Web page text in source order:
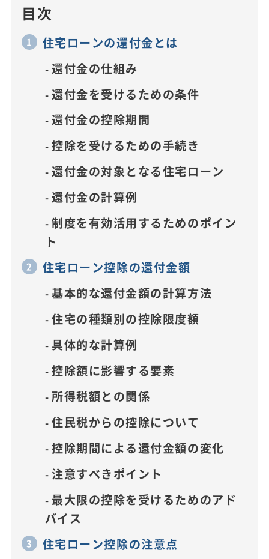
目次
住宅ローンの還付金とは
還付金の仕組み
還付金を受けるための条件
還付金の控除期間
控除を受けるための手続き
還付金の対象となる住宅ローン
還付金の計算例
制度を有効活用するためのポイン
ト
住宅ローン控除の還付金額
基本的な還付金額の計算方法
住宅の種類別の控除限度額
具体的な計算例
控除額に影響する要素
所得税額との関係
住民税からの控除について
控除期間による還付金額の変化
注意すべきポイント
最大限の控除を受けるためのアド
バイス
住宅ローン控除の注意点